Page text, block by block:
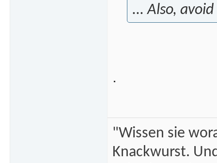
... Also,
.
"Wissen sie
Knackwurst.